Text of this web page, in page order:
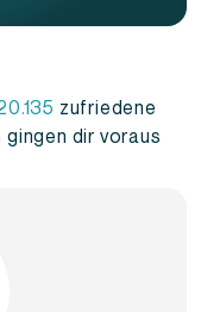
zufriedene
gingen dir voraus